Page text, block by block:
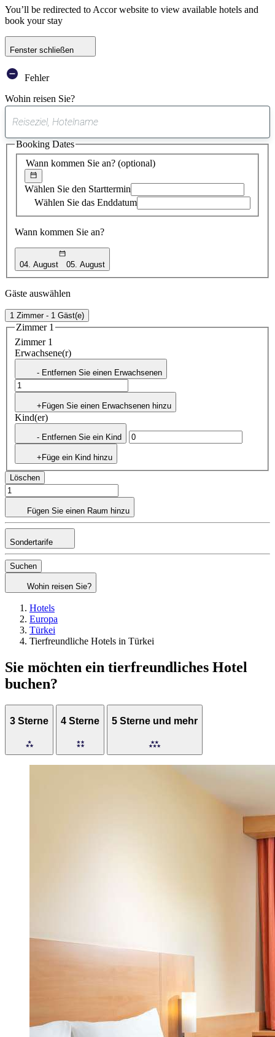
You’ll be redirected to Accor website to view available hotels and
book your stay
Fenster schließen
Fehler
Wohin reisen Sie?
gefundener
Vorschlag
Wann kommen Sie an? (optional)
Wählen Sie den Starttermin
Wählen Sie das Enddatum
Wann kommen Sie an?
04. August 05. August
Booking Dates
Gäste auswählen
1 Zimmer - 1 Gäst(e)
Zimmer 1
Zimmer 1
Erwachsene(r)
- Entfernen Sie einen Erwachsenen
+Fügen Sie einen Erwachsenen hinzu
Kind(er)
- Entfernen Sie ein Kind
+Füge ein Kind hinzu
Löschen
Fügen Sie einen Raum hinzu
Sondertarife
Suchen
Wohin reisen Sie?
Hotels
Europa
Türkei
Tierfreundliche Hotels in Türkei
Sie möchten ein tierfreundliches Hotel
buchen?
3 Sterne 4 Sterne 5 Sterne und mehr